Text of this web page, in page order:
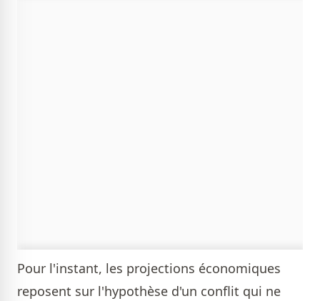
Pour l'instant, les projections économiques
reposent sur l'hypothèse d'un conflit qui ne